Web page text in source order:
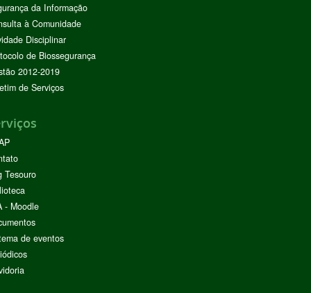
da Informação
à Comunidade
Disciplinar
de Biossegurança
2012-2019
de Serviços
Tesouro
- Moodle
de eventos